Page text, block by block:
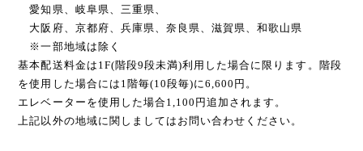
愛知県、岐阜県、三重県、
大阪府、京都府、兵庫県、奈良県、滋賀県、和歌山県
※一部地域は除く
基本配送料金は1F(階段9段未満)利用した場合に限ります。階段
を使用した場合には1階毎(10段毎)に6,600円。
エレベーターを使用した場合1,100円追加されます。
上記以外の地域に関しましてはお問い合わせください。